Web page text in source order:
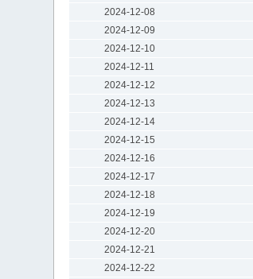
2024-12-08
2024-12-09
2024-12-10
2024-12-11
2024-12-12
2024-12-13
2024-12-14
2024-12-15
2024-12-16
2024-12-17
2024-12-18
2024-12-19
2024-12-20
2024-12-21
2024-12-22